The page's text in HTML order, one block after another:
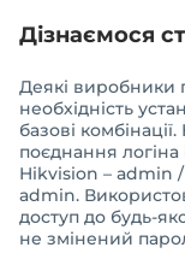
Дізнаємося
Деякі виробники
необхідність
базові
поєднання
Hikvision – admin
admin.
доступ до будь-
не змінений